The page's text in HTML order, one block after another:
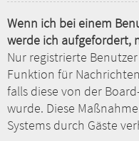
Wenn ich bei einem
werde ich aufgefordert,
Nur registrierte
Funktion für
falls diese von der
wurde. Diese
Systems durch Gäste